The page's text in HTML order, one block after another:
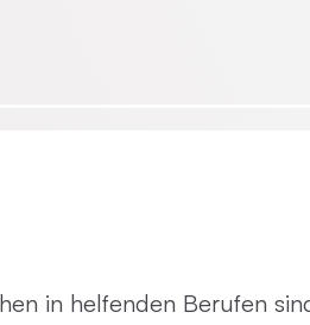
in helfenden Berufen